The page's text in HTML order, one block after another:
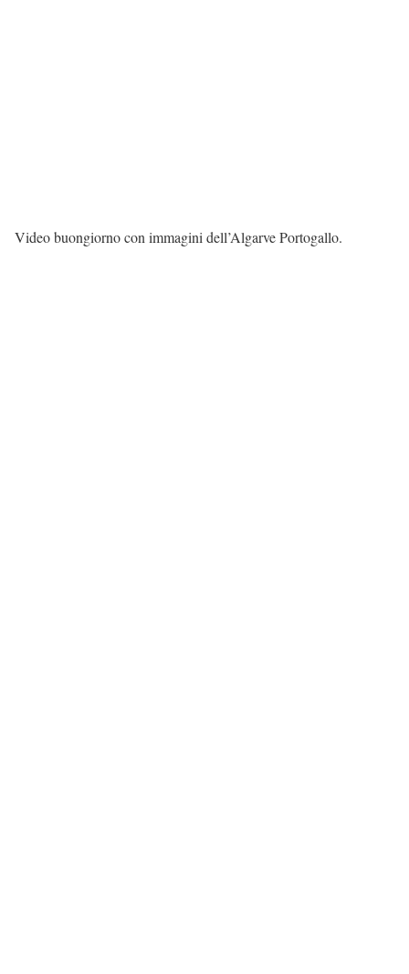
Video buongiorno con immagini dell’Algarve Portogallo.